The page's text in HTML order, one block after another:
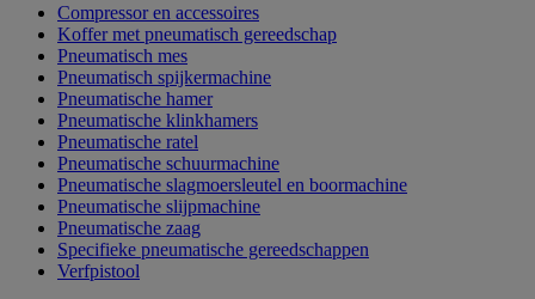
Compressor en accessoires
Koffer met pneumatisch gereedschap
Pneumatisch mes
Pneumatisch spijkermachine
Pneumatische hamer
Pneumatische klinkhamers
Pneumatische ratel
Pneumatische schuurmachine
Pneumatische slagmoersleutel en boormachine
Pneumatische slijpmachine
Pneumatische zaag
Specifieke pneumatische gereedschappen
Verfpistool